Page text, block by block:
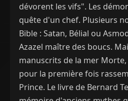
dévorent les vifs". Les
quête d'un chef. Plusieurs
Bible : Satan, Bélial ou
Azazel maître des boucs.
manuscrits de la mer
pour la première fois
Prince. Le livre de Bernard